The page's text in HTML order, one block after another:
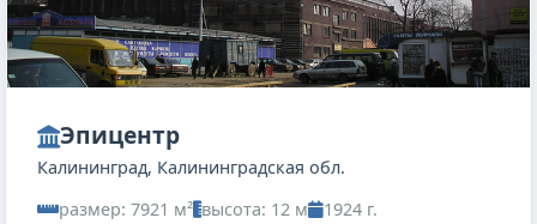
Эпицентр
Калининград, Калининградская обл.
размер: 7921 м² высота: 12 м
1924 г.